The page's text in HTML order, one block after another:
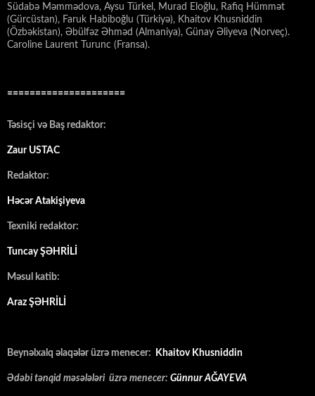
Südabə Məmmədova, Aysu Türkel, Murad Eloğlu, Rafiq Hümmət
(Gürcüstan), Faruk Habiboğlu (Türkiyə), Khaitov Khusniddin
(Özbəkistan), Əbülfəz Əhməd (Almaniya), Günay Əliyeva (Norveç).
Caroline Laurent Turunc (Fransa).
=====================
Təsisçi və Baş redaktor:
Zaur USTAC
Redaktor:
Həcər Atakişiyeva
Texniki redaktor:
Tuncay ŞƏHRİLİ
Məsul katib:
Araz ŞƏHRİLİ
Beynəlxalq əlaqələr üzrə menecer: Khaitov Khusniddin
Ədəbi tənqid məsələləri üzrə menecer: Günnur AĞAYEVA